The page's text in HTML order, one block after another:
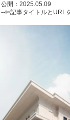
公開：2025.05.09
--✄記事タイトルとURL